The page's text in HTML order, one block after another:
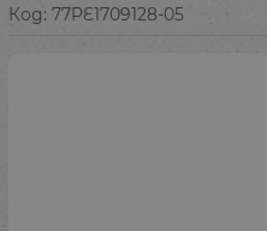
Код: 77PE1709128-05